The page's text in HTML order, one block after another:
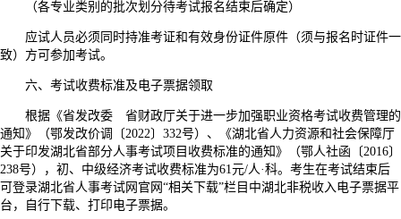
（各专业类别的批次划分待考试报名结束后确定）
应试人员必须同时持准考证和有效身份证件原件（须与报名时证件一
致）方可参加考试。
六、考试收费标准及电子票据领取
根据《省发改委 省财政厅关于进一步加强职业资格考试收费管理的
通知》（鄂发改价调〔2022〕332号）、《湖北省人力资源和社会保障厅
关于印发湖北省部分人事考试项目收费标准的通知》（鄂人社函〔2016〕
238号），初、中级经济考试收费标准为61元/人·科。考生在考试结束后
可登录湖北省人事考试网官网“相关下载”栏目中湖北非税收入电子票据平
台，自行下载、打印电子票据。